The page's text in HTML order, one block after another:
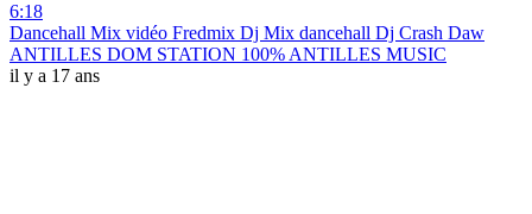
6:18
Dancehall Mix vidéo Fredmix Dj Mix dancehall Dj Crash Daw
ANTILLES DOM STATION 100% ANTILLES MUSIC
il y a 17 ans